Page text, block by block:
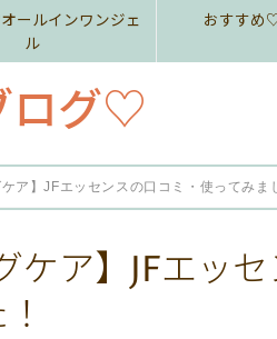
ールインワンジェ
ル
おすすめ
ログ♡
ア】JFエッセンスの口コミ・使ってみま
ケア】JFエッ